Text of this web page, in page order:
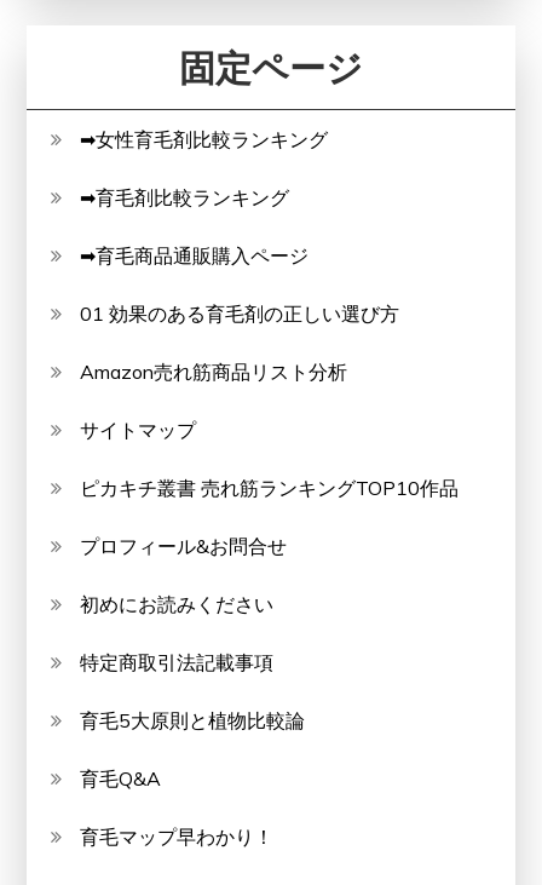
固定ページ
➡女性育毛剤比較ランキング
➡育毛剤比較ランキング
➡育毛商品通販購入ページ
01 効果のある育毛剤の正しい選び方
Amazon売れ筋商品リスト分析
サイトマップ
ピカキチ叢書 売れ筋ランキングTOP10作品
プロフィール&お問合せ
初めにお読みください
特定商取引法記載事項
育毛5大原則と植物比較論
育毛Q&A
育毛マップ早わかり！